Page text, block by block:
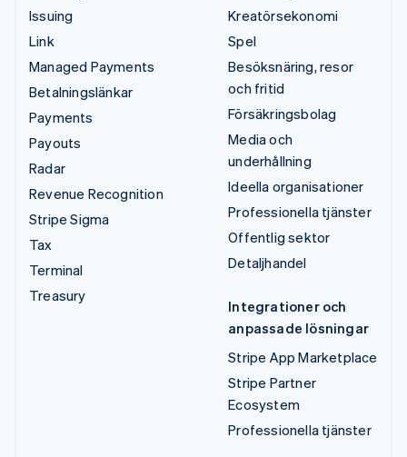
Issuing
Link
Managed Payments
Betalningslänkar
Payments
Payouts
Radar
Revenue Recognition
Stripe Sigma
Tax
Terminal
Treasury
Kreatörsekonomi
Spel
Besöksnäring, resor
och fritid
Försäkringsbolag
Media och
underhållning
Ideella organisationer
Professionella tjänster
Offentlig sektor
Detaljhandel
Integrationer och
anpassade lösningar
Stripe App Marketplace
Stripe Partner
Ecosystem
Professionella tjänster